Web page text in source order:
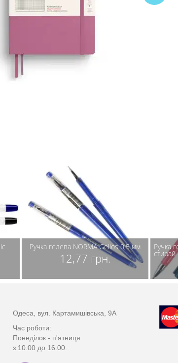
Ручка гелева NORMA Gelios 0,5 мм
12,77 грн.
Ручка
Одеса, вул. Картамишівська, 9А
Час роботи:
Понеділок - п'ятниця
з 10.00 до 16.00.